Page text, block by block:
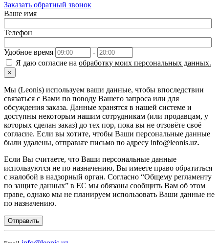
Заказать обратный звонок
Ваше имя
Телефон
Удобное время
-
Я даю согласие на обработку моих персональных данных.
×
Мы (Leonis) используем ваши данные, чтобы впоследствии
связаться с Вами по поводу Вашего запроса или для
обсуждения заказа. Данные хранятся в нашей системе и
доступны некоторым нашим сотрудникам (или продавцам, у
которых сделан заказ) до тех пор, пока вы не отзовёте своё
согласие. Если вы хотите, чтобы Ваши персональные данные
были удалены, отправьте письмо по адресу info@leonis.uz.
Если Вы считаете, что Ваши персональные данные
используются не по назначению, Вы имеете право обратиться
с жалобой в надзорный орган. Согласно “Общему регламенту
по защите данных” в ЕС мы обязаны сообщить Вам об этом
праве, однако мы не планируем использовать Ваши данные не
по назначению.
Отправить